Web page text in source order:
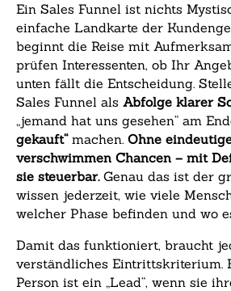
Ein Sales Funnel ist nichts
einfache Landkarte der
beginnt die Reise mit
prüfen Interessenten, ob Ihr
unten fällt die Entscheidung.
Sales Funnel als Abfolge klarer
„jemand hat uns gesehen“ am
gekauft“machen. Ohne
verschwimmen Chancen – mit
sie steuerbar.Genau das ist der
wissen jederzeit, wie viele
welcher Phase befinden und wo
Damit das funktioniert, braucht
verständliches Eintrittskriterium.
Person ist ein „Lead“, wenn sie